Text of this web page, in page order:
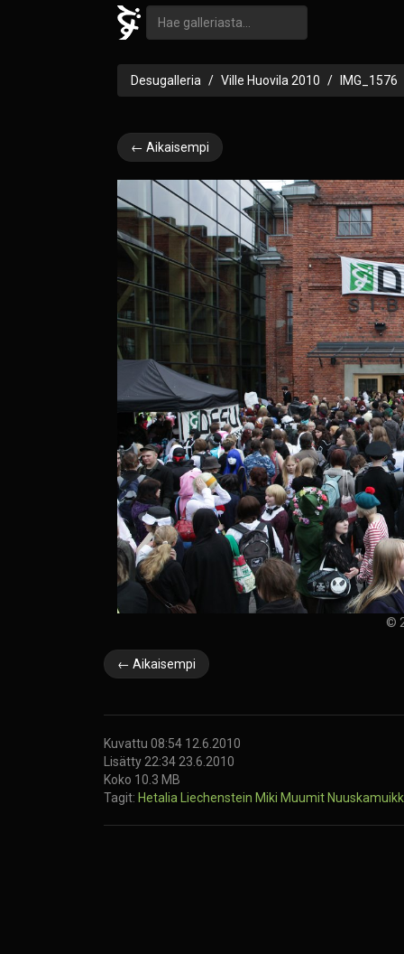
Desugalleria Ville Huovila 2010 IMG_1576
← Aikaisempi
©
← Aikaisempi
Kuvattu 08:54 12.6.2010
Lisätty 22:34 23.6.2010
Koko 10.3 MB
Tagit: Hetalia Liechenstein Miki Muumit